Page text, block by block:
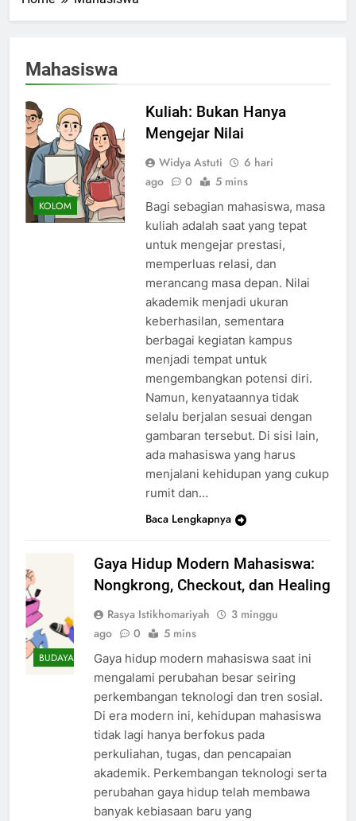
Mahasiswa
KOLOM
Kuliah: Bukan Hanya
Mengejar Nilai
Widya Astuti
6 hari
ago
0 5 mins
Bagi sebagian mahasiswa, masa
kuliah adalah saat yang tepat
untuk mengejar prestasi,
memperluas relasi, dan
merancang masa depan. Nilai
akademik menjadi ukuran
keberhasilan, sementara
berbagai kegiatan kampus
menjadi tempat untuk
mengembangkan potensi diri.
Namun, kenyataannya tidak
selalu berjalan sesuai dengan
gambaran tersebut. Di sisi lain,
ada mahasiswa yang harus
menjalani kehidupan yang cukup
rumit dan…
Baca Lengkapnya
BUDAYA
Gaya Hidup Modern Mahasiswa:
Nongkrong, Checkout, dan Healing
Rasya Istikhomariyah
3 minggu
ago
0 5 mins
Gaya hidup modern mahasiswa saat ini
mengalami perubahan besar seiring
perkembangan teknologi dan tren sosial.
Di era modern ini, kehidupan mahasiswa
tidak lagi hanya berfokus pada
perkuliahan, tugas, dan pencapaian
akademik. Perkembangan teknologi serta
perubahan gaya hidup telah membawa
banyak kebiasaan baru yang